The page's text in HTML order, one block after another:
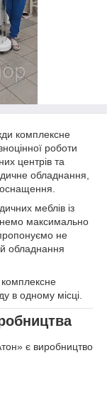
комплексне
роботи
центрів та
обладнання,
оснащення.
меблів із
максимально
не
обладнання
в одному місці.
є виробництво